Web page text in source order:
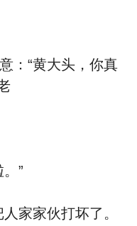
：“黄大头，你真
”
家家伙打坏了。